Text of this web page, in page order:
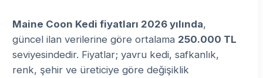
Maine Coon Kedi fiyatları 2026 yılında,
güncel ilan verilerine göre ortalama 250.000 TL
seviyesindedir. Fiyatlar; yavru kedi, safkanlık,
renk, şehir ve üreticiye göre değişiklik